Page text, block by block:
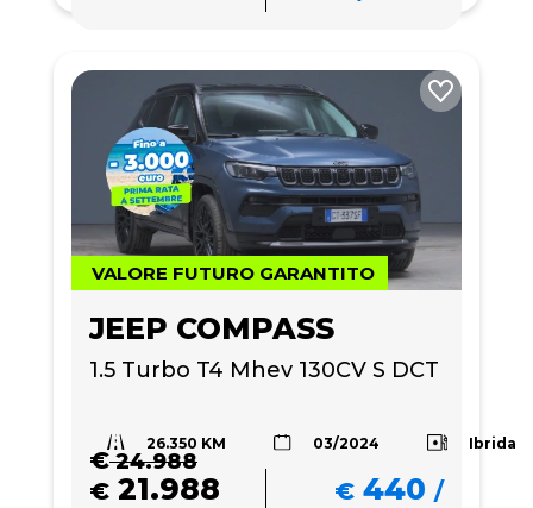
VALORE FUTURO GARANTITO
JEEP COMPASS
1.5 Turbo T4 Mhev 130CV S DCT
26.350 KM 03/2024 Ibrida
€24.988
€ 21.988 € 440 /